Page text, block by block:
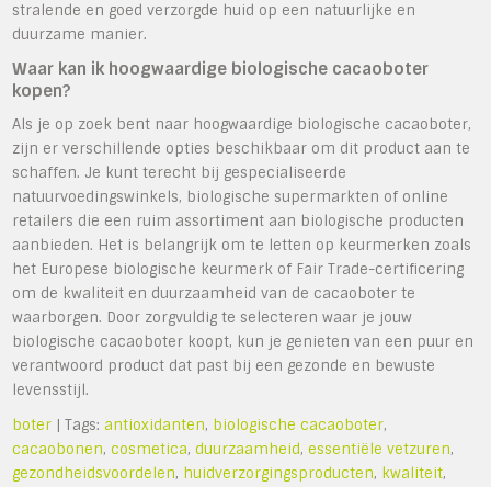
stralende en goed verzorgde huid op een natuurlijke en
duurzame manier.
Waar kan ik hoogwaardige biologische cacaoboter
kopen?
Als je op zoek bent naar hoogwaardige biologische cacaoboter,
zijn er verschillende opties beschikbaar om dit product aan te
schaffen. Je kunt terecht bij gespecialiseerde
natuurvoedingswinkels, biologische supermarkten of online
retailers die een ruim assortiment aan biologische producten
aanbieden. Het is belangrijk om te letten op keurmerken zoals
het Europese biologische keurmerk of Fair Trade-certificering
om de kwaliteit en duurzaamheid van de cacaoboter te
waarborgen. Door zorgvuldig te selecteren waar je jouw
biologische cacaoboter koopt, kun je genieten van een puur en
verantwoord product dat past bij een gezonde en bewuste
levensstijl.
boter | Tags: antioxidanten, biologische cacaoboter,
cacaobonen,cosmetica,duurzaamheid,essentiële vetzuren,
gezondheidsvoordelen, huidverzorgingsproducten, kwaliteit,